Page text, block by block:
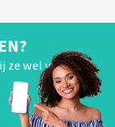
ze wel van je!